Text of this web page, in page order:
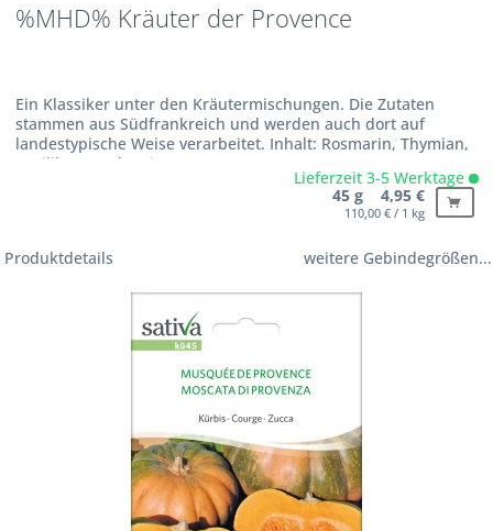
%MHD% Kräuter der Provence
Ein Klassiker unter den Kräutermischungen. Die Zutaten
stammen aus Südfrankreich und werden auch dort auf
landestypische Weise verarbeitet. Inhalt: Rosmarin, Thymian,
Basilikum und Majoran.
Lieferzeit 3-5 Werktage
45 g 4,95 €
110,00 € / 1 kg
Produktdetails weitere Gebindegrößen...